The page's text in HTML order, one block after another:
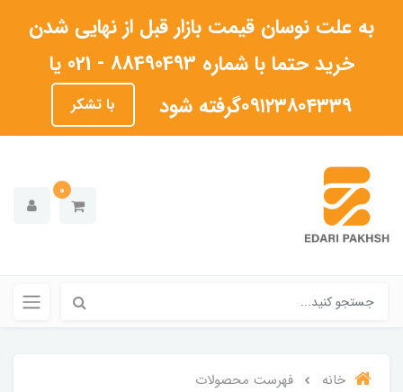
به علت نوسان قیمت بازار قبل از نهایی شدن
خرید حتما با شماره 88490493 - 021 یا
۰۹۱۲۳۸۰۴۳۳۹گرفته شود
با تشکر
0
خانه
فهرست محصولات